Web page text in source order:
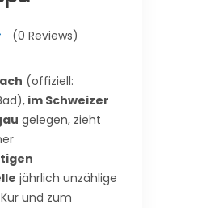
(0 Reviews)
(offiziell:
im Schweizer
gelegen, zieht
jährlich unzählige
und zum